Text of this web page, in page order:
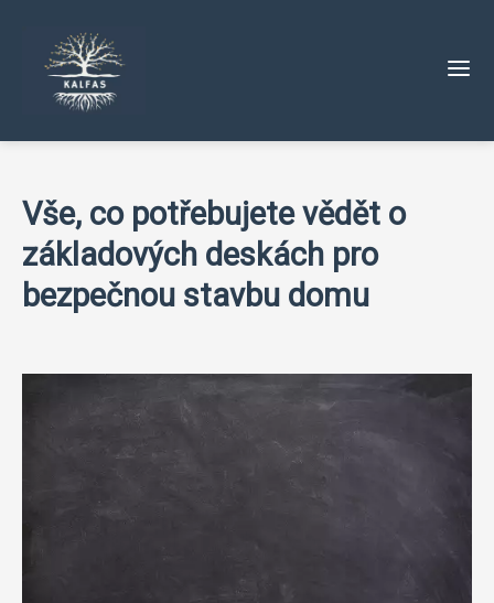
Vše, co potřebujete vědět o
základových deskách pro
bezpečnou stavbu domu